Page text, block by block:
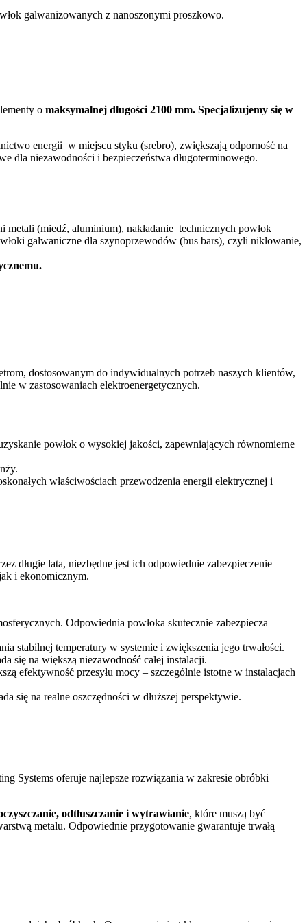
galwanizowanych z nanoszonymi proszkowo.
o maksymalnej długości 2100 mm. Specjalizujemy się w
energii w miejscu styku (srebro), zwiększają odporność na
dla niezawodności i bezpieczeństwa długoterminowego.
(miedź, aluminium), nakładanie technicznych powłok
galwaniczne dla szynoprzewodów (bus bars), czyli niklowanie,
dostosowanym do indywidualnych potrzeb naszych klientów,
w zastosowaniach elektroenergetycznych.
powłok o wysokiej jakości, zapewniających równomierne
właściwościach przewodzenia energii elektrycznej i
długie lata, niezbędne jest ich odpowiednie zabezpieczenie
i ekonomicznym.
Odpowiednia powłoka skutecznie zabezpiecza
stabilnej temperatury w systemie i zwiększenia jego trwałości.
się na większą niezawodność całej instalacji.
efektywność przesyłu mocy – szczególnie istotne w instalacjach
się na realne oszczędności w dłuższej perspektywie.
Systems oferuje najlepsze rozwiązania w zakresie obróbki
odtłuszczanie i wytrawianie, które muszą być
metalu. Odpowiednie przygotowanie gwarantuje trwałą